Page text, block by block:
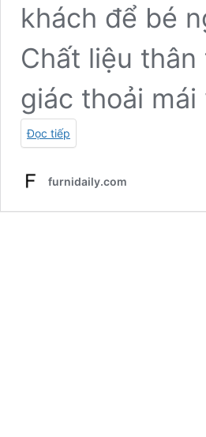
khách để bé
Chất liệu
giác thoải
Đọc tiếp
furnidaily.com